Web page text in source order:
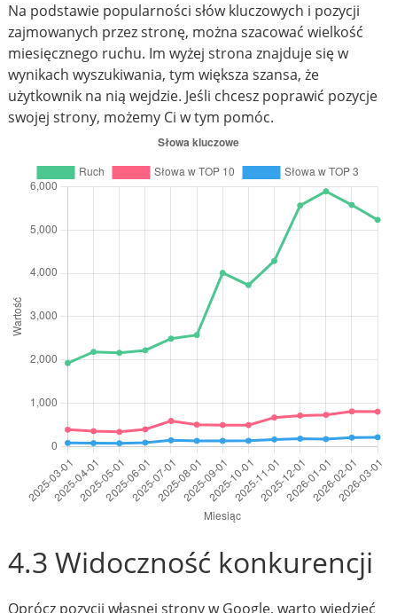
Na podstawie popularności słów kluczowych i pozycji
zajmowanych przez stronę, można szacować wielkość
miesięcznego ruchu. Im wyżej strona znajduje się w
wynikach wyszukiwania, tym większa szansa, że
użytkownik na nią wejdzie. Jeśli chcesz poprawić pozycje
swojej strony, możemy Ci w tym pomóc.
4.3 Widoczność konkurencji
Oprócz pozycji własnej strony w Google, warto wiedzieć